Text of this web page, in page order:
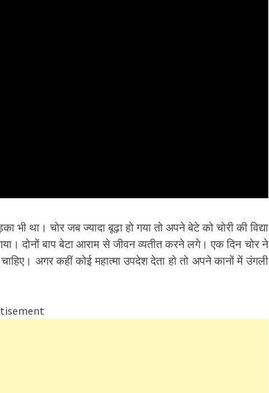
था। चोर जब ज्यादा बूढ़ा हो गया तो अपने बेटे को चोरी की विद्या
दोनों बाप बेटा आराम से जीवन व्यतीत करने लगे। एक दिन चोर ने
अगर कहीं कोई महात्मा उपदेश देता हो तो अपने कानों में उंगली